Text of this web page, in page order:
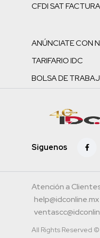
CFDI SAT
ANÚNCIATE CON
TARIFARIO IDC
BOLSA DE
Siguenos
Atención a
help@idconline.mx
All Rights Reserved